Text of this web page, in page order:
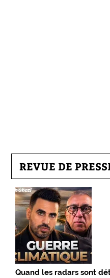
REVUE DE
Quand les radars sont